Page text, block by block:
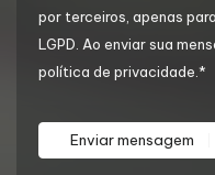
por terceiros, apenas
LGPD . Ao enviar sua
política de privacidade.*
Enviar mensagem